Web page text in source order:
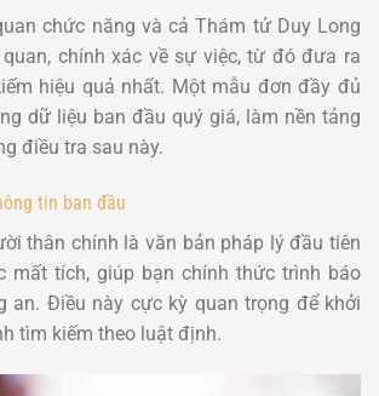
chức năng và cả Thám tử Duy Long
chính xác về sự việc, từ đó đưa ra
hiệu quả nhất. Một mẫu đơn đầy đủ
dữ liệu ban đầu quý giá, làm nền tảng
điều tra sau này.
tin ban đầu
thân chính là văn bản pháp lý đầu tiên
mất tích, giúp bạn chính thức trình báo
an. Điều này cực kỳ quan trọng để khởi
tìm kiếm theo luật định.